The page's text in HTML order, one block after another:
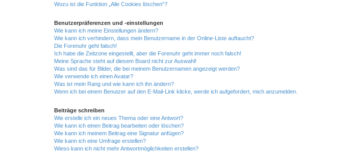
Wozu ist die Funktion „Alle Cookies löschen“?
Benutzerpräferenzen und -einstellungen
Wie kann ich meine Einstellungen ändern?
Wie kann ich verhindern, dass mein Benutzername in der Online-Liste auftaucht?
Die Forenuhr geht falsch!
Ich habe die Zeitzone eingestellt, aber die Forenuhr geht immer noch falsch!
Meine Sprache steht auf diesem Board nicht zur Auswahl!
Was sind das für Bilder, die bei meinem Benutzernamen angezeigt werden?
Wie verwende ich einen Avatar?
Was ist mein Rang und wie kann ich ihn ändern?
Wenn ich bei einem Benutzer auf den E-Mail-Link klicke, werde ich aufgefordert, mich anzumelden.
Beiträge schreiben
Wie erstelle ich ein neues Thema oder eine Antwort?
Wie kann ich einen Beitrag bearbeiten oder löschen?
Wie kann ich meinem Beitrag eine Signatur anfügen?
Wie kann ich eine Umfrage erstellen?
Wieso kann ich nicht mehr Antwortmöglichkeiten erstellen?